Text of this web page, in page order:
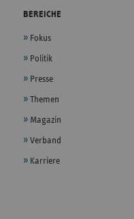
BEREICHE
Fokus
Politik
Presse
Themen
Magazin
Verband
Karriere